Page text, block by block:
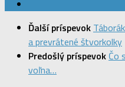
Ďalší príspevok
a prevrátené štvorkolky
Predošlý príspevok Čo
voľna…